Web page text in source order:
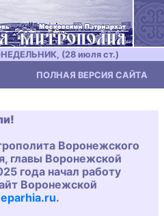
(28 июля ст.)
ПОЛНАЯ ВЕРСИЯ САЙТА
Воронежского
главы Воронежской
года начал работу
Воронежской
.